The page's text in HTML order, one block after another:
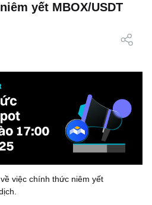
yết MBOX/USDT
việc chính thức niêm yết